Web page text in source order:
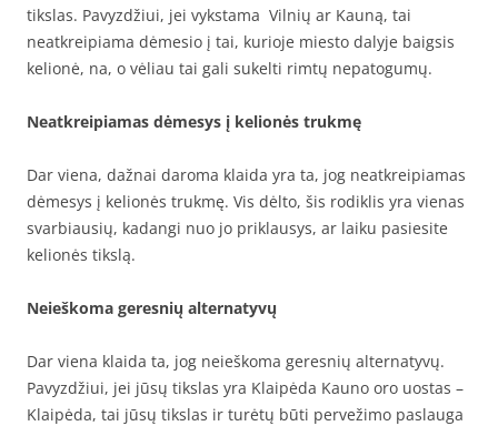
tikslas. Pavyzdžiui, jei vykstama Vilnių ar Kauną, tai
neatkreipiama dėmesio į tai, kurioje miesto dalyje baigsis
kelionė, na, o vėliau tai gali sukelti rimtų nepatogumų.
Neatkreipiamas dėmesys į kelionės trukmę
Dar viena, dažnai daroma klaida yra ta, jog neatkreipiamas
dėmesys į kelionės trukmę. Vis dėlto, šis rodiklis yra vienas
svarbiausių, kadangi nuo jo priklausys, ar laiku pasiesite
kelionės tikslą.
Neieškoma geresnių alternatyvų
Dar viena klaida ta, jog neieškoma geresnių alternatyvų.
Pavyzdžiui, jei jūsų tikslas yra Klaipėda Kauno oro uostas –
Klaipėda, tai jūsų tikslas ir turėtų būti pervežimo paslauga